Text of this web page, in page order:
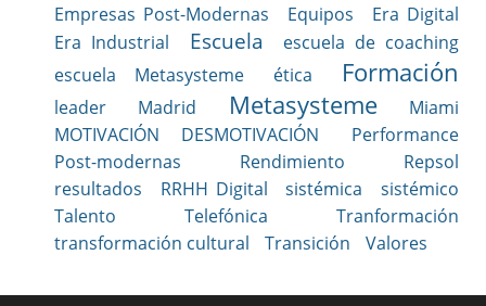
Empresas Post-Modernas
Equipos
Era Digital
Era Industrial
Escuela
escuela de coaching
escuela Metasysteme
ética Formación
leader Madrid Metasysteme
Miami
MOTIVACIÓN DESMOTIVACIÓN
Performance
Post-modernas
Rendimiento
Repsol
resultados
RRHH Digital sistémica
sistémico
Talento
Telefónica
Tranformación
transformación cultural
Transición Valores